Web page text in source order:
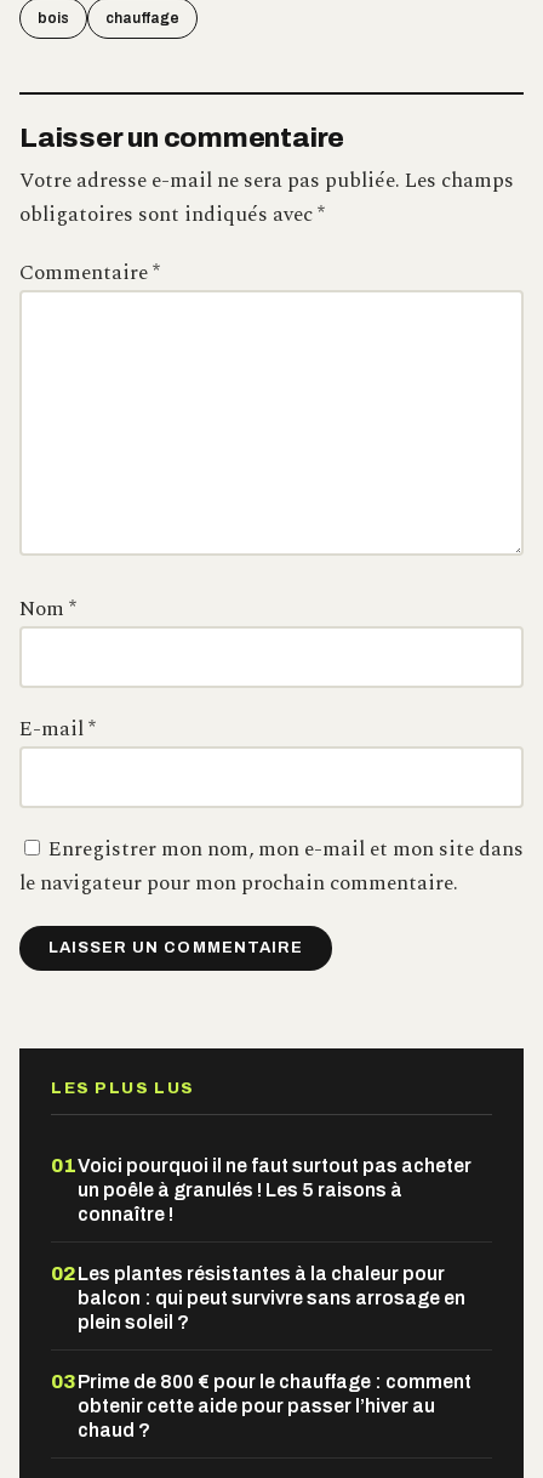
bois chauffage
Laisser un commentaire
Votre adresse e-mail ne sera pas publiée.Les champs
obligatoires sont indiqués avec*
Commentaire*
Nom*
E-mail*
Enregistrer mon nom, mon e-mail et mon site dans
le navigateur pour mon prochain commentaire.
LES PLUS LUS
01Voici pourquoi il ne faut surtout pas acheter
un poêle à granulés ! Les 5 raisons à
connaître !
02Les plantes résistantes à la chaleur pour
balcon : qui peut survivre sans arrosage en
plein soleil ?
03Prime de 800 € pour le chauffage : comment
obtenir cette aide pour passer l’hiver au
chaud ?